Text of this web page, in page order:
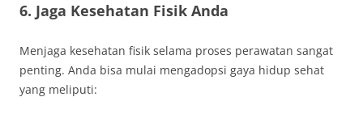
6. Jaga Kesehatan Fisik Anda
Menjaga kesehatan fisik selama proses perawatan sangat
penting. Anda bisa mulai mengadopsi gaya hidup sehat
yang meliputi: